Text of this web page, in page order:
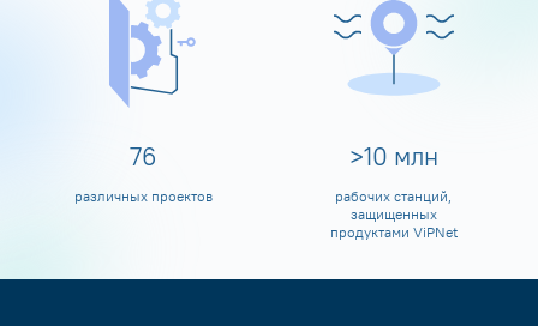
80
различных проектов
>10 млн
рабочих станций,
защищенных
продуктами ViPNet